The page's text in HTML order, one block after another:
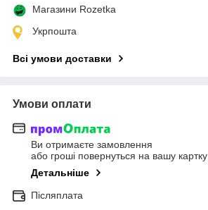
Магазини Rozetka
Укрпошта
Всі умови доставки
Умови оплати
Ви отримаєте замовлення
або гроші повернуться на вашу картку
Детальніше
Післяплата